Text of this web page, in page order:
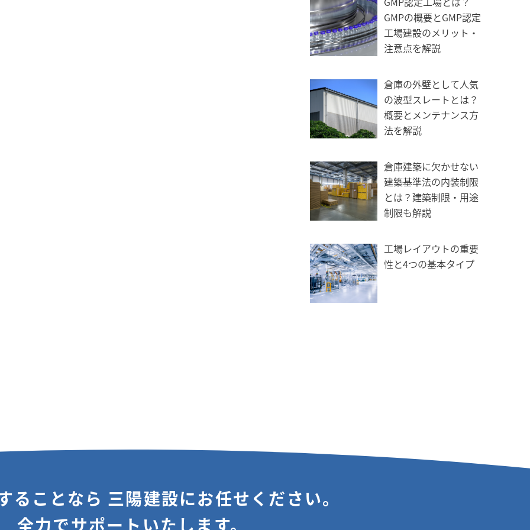
GMPの概要とGMP認定
工場建設のメリット・
注意点を解説
倉庫の外壁として人気
の波型スレートとは？
概要とメンテナンス方
法を解説
倉庫建築に欠かせない
建築基準法の内装制限
とは？建築制限・用途
制限も解説
工場レイアウトの重要
性と4つの基本タイプ
ることなら 三陽建設にお任せください。
全力でサポートいたします。